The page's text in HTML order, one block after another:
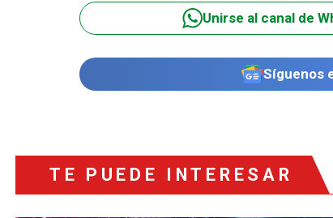
Unirse al canal de
Síguenos
TE PUEDE INTERESAR